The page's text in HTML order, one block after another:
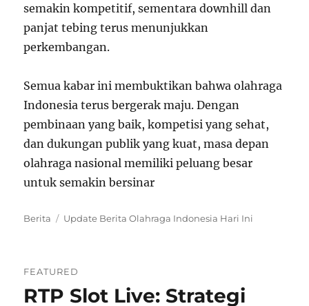
semakin kompetitif, sementara downhill dan
panjat tebing terus menunjukkan
perkembangan.
Semua kabar ini membuktikan bahwa olahraga
Indonesia terus bergerak maju. Dengan
pembinaan yang baik, kompetisi yang sehat,
dan dukungan publik yang kuat, masa depan
olahraga nasional memiliki peluang besar
untuk semakin bersinar
Categories
Berita Tags
Update Berita Olahraga Indonesia Hari Ini
FEATURED
RTP Slot Live: Strategi